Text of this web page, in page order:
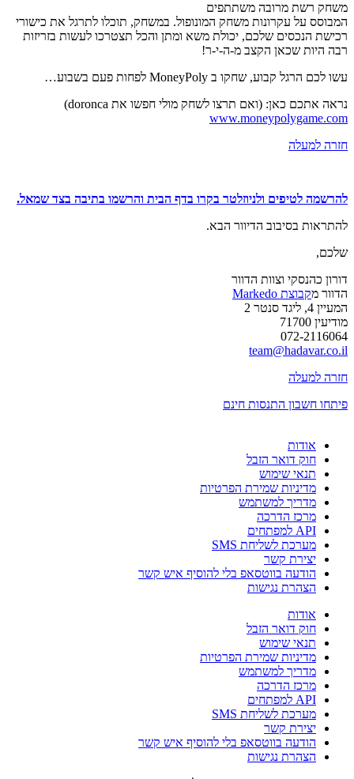
משחק רשת מרובה משתתפים
המבוסס על עקרונות משחק המונופול. במשחק, תוכלו לתרגל את כישורי
רכישת הנכסים שלכם, יכולת משא ומתן והכל תצטרכו לעשות בזריזות
רבה היות שכאן הקצב מ-ה-י-ר!
עשו לכם הרגל קבוע, שחקו ב MoneyPoly לפחות פעם בשבוע…
נראה אתכם כאן: (ואם תרצו לשחק מולי חפשו את doronca)
www.moneypolygame.com
חזרה למעלה
להרשמה לטיפים ולניוזלטר בקרו בדף הבית והרשמו בתיבה בצד שמאל.
להתראות בסיבוב הדיוור הבא.
שלכם,
דורון כהנסקי וצוות הדוור
הדוור מקבוצת Markedo
המעיין 4, ליגד סנטר 2
מודיעין 71700
072-2116064
team@hadavar.co.il
חזרה למעלה
פיתחו חשבון התנסות חינם
אודות
חוק דואר הזבל
תנאי שימוש
מדיניות שמירת הפרטיות
מדריך למשתמש
מרכז הדרכה
API למפתחים
מערכת לשליחת SMS
יצירת קשר
הודעה בווטסאפ בלי להוסיף איש קשר
הצהרת נגישות
אודות
חוק דואר הזבל
תנאי שימוש
מדיניות שמירת הפרטיות
מדריך למשתמש
מרכז הדרכה
API למפתחים
מערכת לשליחת SMS
יצירת קשר
הודעה בווטסאפ בלי להוסיף איש קשר
הצהרת נגישות